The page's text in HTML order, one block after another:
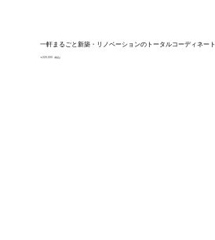
一軒まるごと新築・リノベーションのトータルコーディネート
￥220,000（税込）